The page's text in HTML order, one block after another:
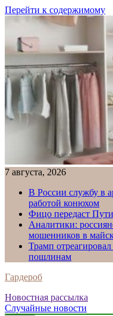
Перейти к содержимому
7 августа, 2026
В России службу в
работой конюхом
Фицо передаст
Аналитики:
мошенников в
Трамп
пошлинам
Гардероб
Новостная рассылка
Случайные новости